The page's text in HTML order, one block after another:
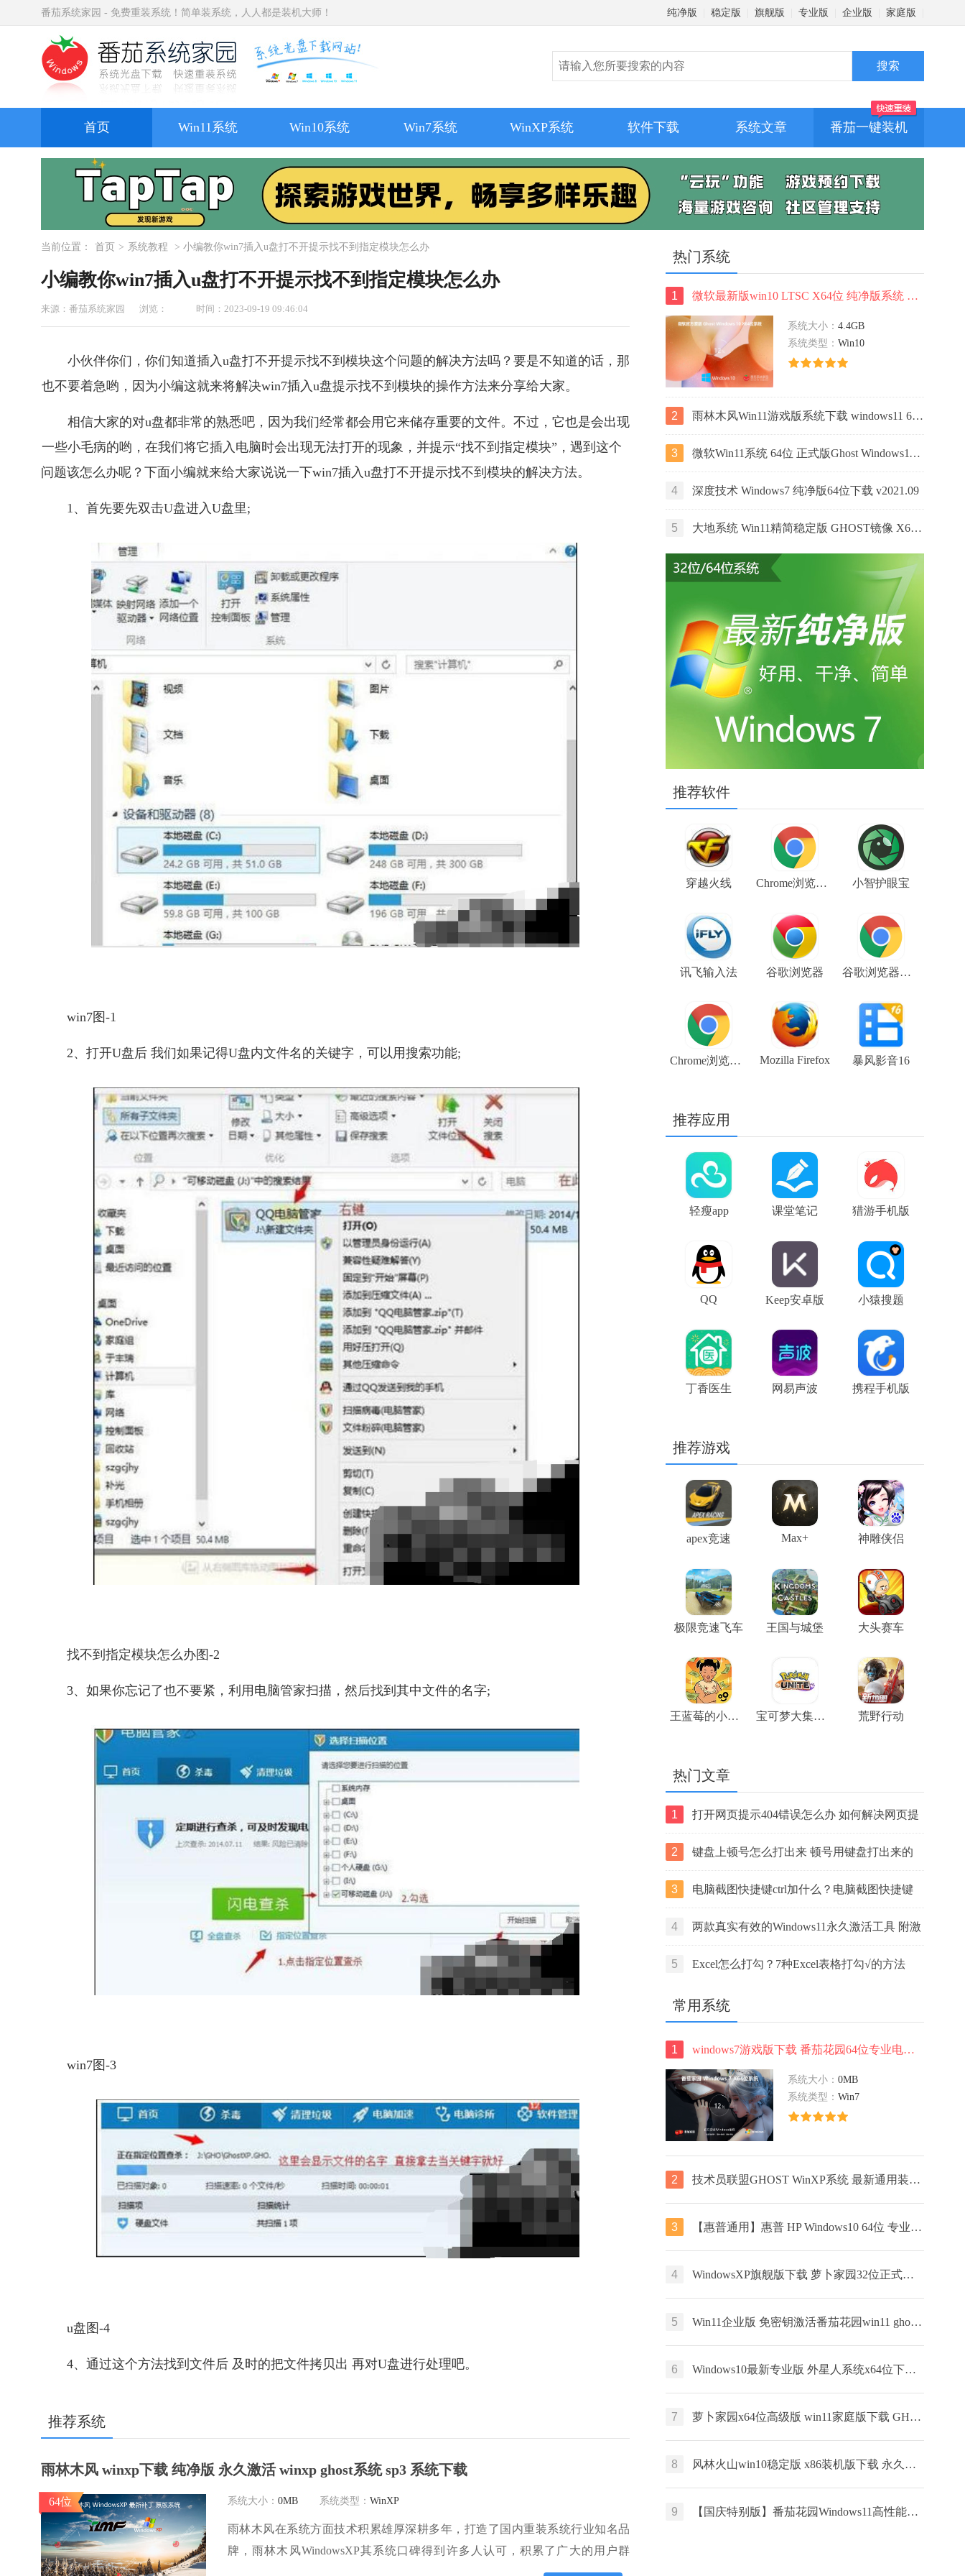
番茄系统家园 - 免费重装系统！简单装系统，人人都是装机大师！ 纯净版 稳定版 旗舰版 专业版 企业版 家庭版
首页 Win11系统 Win10系统 Win7系统 WinXP系统 软件下载 番茄一键装机
系统文章
当前位置： 首页 > 系统教程 > 小编教你win7插入u盘打不开提示找不到指定模块怎么办
小编教你win7插入u盘打不开提示找不到指定模块怎么办
来源：番茄系统家园 浏览： 时间：2023-09-19 09:46:04
小伙伴你们，你们知道插入u盘打不开提示找不到模块这个问题的解决方法吗？要是不知道的话，那
也不要着急哟，因为小编这就来将解决win7插入u盘提示找不到模块的操作方法来分享给大家。
相信大家的对u盘都非常的熟悉吧，因为我们经常都会用它来储存重要的文件。不过，它也是会出现
一些小毛病的哟，在我们将它插入电脑时会出现无法打开的现象，并提示“找不到指定模块”，遇到这个
问题该怎么办呢？下面小编就来给大家说说一下win7插入u盘打不开提示找不到模块的解决方法。
1、首先要先双击U盘进入U盘里;
win7图-1
2、打开U盘后 我们如果记得U盘内文件名的关键字，可以用搜索功能;
找不到指定模块怎么办图-2
3、如果你忘记了也不要紧，利用电脑管家扫描，然后找到其中文件的名字;
win7图-3
u盘图-4
4、通过这个方法找到文件后 及时的把文件拷贝出 再对U盘进行处理吧。
推荐系统
雨林木风 winxp下载 纯净版 永久激活 winxp ghost系统 sp3 系统下载
64位 系统大小： 0MB 系统类型： WinXP
雨林木风在系统方面技术积累雄厚深耕多年，打造了国内重装系统行业知名品
牌，雨林木风WindowsXP其系统口碑得到许多人认可，积累了广大的用户群
体，是一款稳定流畅的系统，雨林木风 winxp下载 纯净版 永久激活 winxp ghost
热门系统
1 微软最新版win10 LTSC X64位 纯净版系统 windows10 LTSC 系统下载
系统大小： 4.4GB
系统类型： Win10
2 雨林木风Win11游戏版系统下载 windows11 64位游戏专用版本V2021
3 微软Win11系统 64位 正式版Ghost Windows11镜像 2022.05
4 深度技术 Windows7 纯净版64位下载 v2021.09
5 大地系统 Win11精简稳定版 GHOST镜像 X64位 V2022.06下载
推荐软件
穿越火线 Chrome浏览器金丝雀版（Google Chrome Canary） V106.0.5225.0 64位下载 小智护眼宝
讯飞输入法 谷歌浏览器 谷歌浏览器稳定版 stable 104.0.5112.81 chrome下载
Chrome浏览器beta版 V108.0.5359.48 64位谷歌浏览器下载 Mozilla Firefox 暴风影音16
推荐应用
轻瘦app 课堂笔记 猎游手机版
QQ Keep安卓版 小猿搜题
丁香医生 网易声波 携程手机版
推荐游戏
apex竞速 Max+ 神雕侠侣
极限竞速飞车 王国与城堡 大头赛车
王蓝莓的小卖部游戏 宝可梦大集结正版 荒野行动
热门文章
1
打开网页提示404错误怎么办 如何解决网页提
示404错误【详解】
2
键盘上顿号怎么打出来 顿号用键盘打出来的
两种方法
3
电脑截图快捷键ctrl加什么？电脑截图快捷键
ctrl组合使用方法
4
两款真实有效的Windows11永久激活工具 附激
活码
5
Excel怎么打勾？7种Excel表格打勾√的方法
常用系统
1 windows7游戏版下载 番茄花园64位专业电竞版 ISO镜像 华硕电脑专用下载
系统大小： 0MB
系统类型： Win7
2 技术员联盟GHOST WinXP系统 最新通用装机版 v2022.01
3 【惠普通用】惠普 HP Windows10 64位 专业装机版
4 WindowsXP旗舰版下载 萝卜家园32位正式版 ghost镜像下载 免激活工具
5 Win11企业版 免密钥激活番茄花园win11 ghost系统 ISO镜像 X64位 下载
6 Windows10最新专业版 外星人系统x64位下载 激活工具 惠普笔记本专用下载
7 萝卜家园x64位高级版 win11家庭版下载 GHOST镜像 笔记本专用下载
8 风林火山win10稳定版 x86装机版下载 永久激活 ghost镜像下载
9 【国庆特别版】番茄花园Windows11高性能专业版ghost系统 ISO镜像下载